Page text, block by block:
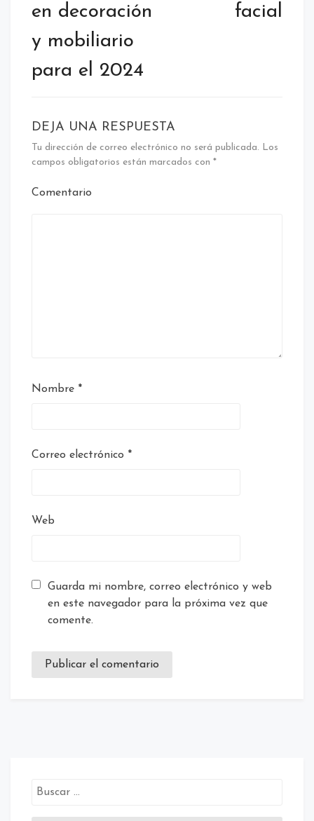
en decoración
y mobiliario
para el 2024
facial
DEJA UNA RESPUESTA
Tu dirección de correo electrónico no será publicada. Los
campos obligatorios están marcados con *
Comentario
Nombre *
Correo electrónico *
Web
Guarda mi nombre, correo electrónico y web
en este navegador para la próxima vez que
comente.
Buscar: